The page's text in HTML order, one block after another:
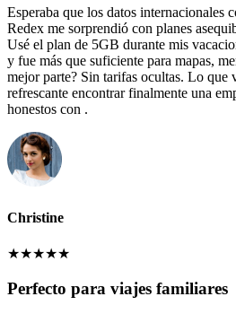
Esperaba que los datos internacionales
Redex me sorprendió con planes
Usé el plan de 5GB durante mis
y fue más que suficiente para mapas,
mejor parte? Sin tarifas ocultas. Lo que
refrescante encontrar finalmente una
honestos con .
Christine
★★★★★
Perfecto para viajes familiares